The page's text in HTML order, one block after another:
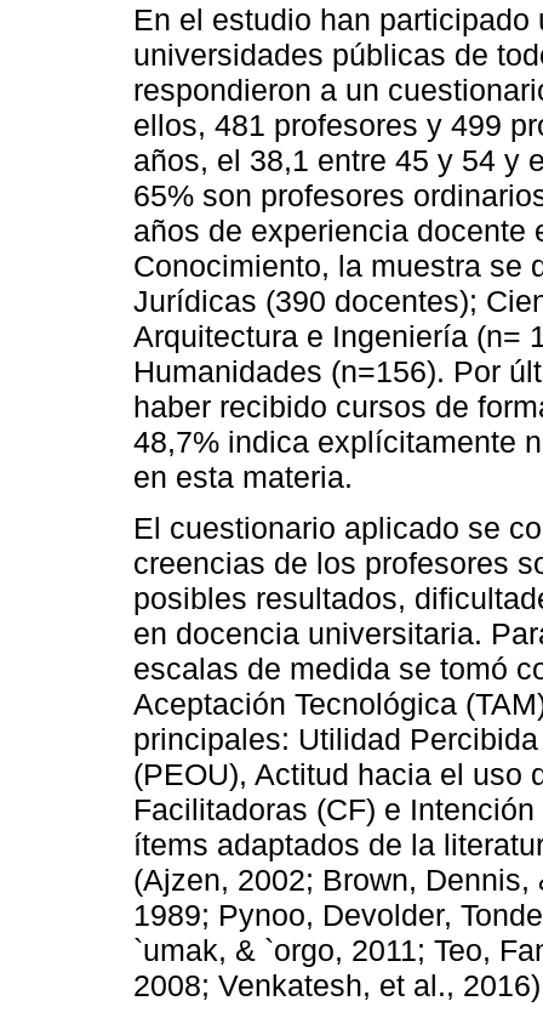
En el estudio han
universidades públicas de
respondieron a un
ellos, 481 profesores y 499
años, el 38,1 entre 45 y 54 y
65% son profesores
años de experiencia docente
Conocimiento, la muestra se
Jurídicas (390 docentes);
Arquitectura e Ingeniería (n=
Humanidades (n=156). Por
haber recibido cursos de
48,7% indica explícitamente
en esta materia.
El cuestionario aplicado se
creencias de los profesores
posibles resultados,
en docencia universitaria.
escalas de medida se tomó
Aceptación Tecnológica
principales: Utilidad
(PEOU), Actitud hacia el uso
Facilitadoras (CF) e
ítems adaptados de la
(Ajzen, 2002; Brown,
1989; Pynoo, Devolder,
`umak, & `orgo, 2011; Teo,
2008; Venkatesh, et al.,